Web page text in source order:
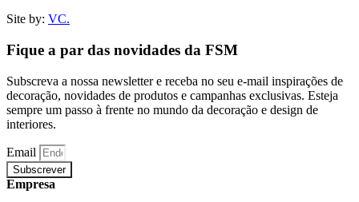
Site by: VC.
Fique a par das novidades da FSM
Subscreva a nossa newsletter e receba no seu e-mail inspirações de
decoração, novidades de produtos e campanhas exclusivas. Esteja
sempre um passo à frente no mundo da decoração e design de
interiores.
Email
Subscrever
Empresa